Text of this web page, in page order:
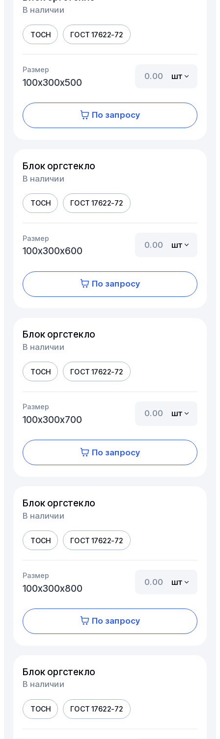
В наличии
ТОСН ГОСТ 17622-72
Размер
100х300х500
шт
По запросу
Блок оргстекло
В наличии
ТОСН ГОСТ 17622-72
Размер
100х300х600
шт
По запросу
Блок оргстекло
В наличии
ТОСН ГОСТ 17622-72
Размер
100х300х700
шт
По запросу
Блок оргстекло
В наличии
ТОСН ГОСТ 17622-72
Размер
100х300х800
шт
По запросу
Блок оргстекло
В наличии
ТОСН ГОСТ 17622-72